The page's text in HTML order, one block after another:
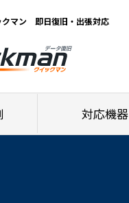
クマン 即日復旧・出張対応
対応機器